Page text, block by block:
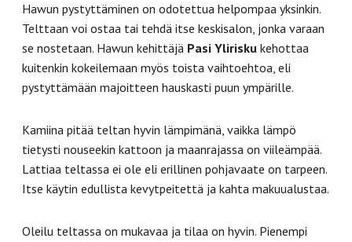
Hawun pystyttäminen on odotettua helpompaa yksinkin.
Telttaan voi ostaa tai tehdä itse keskisalon, jonka varaan
se nostetaan. Hawun kehittäjä Pasi Ylirisku kehottaa
kuitenkin kokeilemaan myös toista vaihtoehtoa, eli
pystyttämään majoitteen hauskasti puun ympärille.
Kamiina pitää teltan hyvin lämpimänä, vaikka lämpö
tietysti nouseekin kattoon ja maanrajassa on viileämpää.
Lattiaa teltassa ei ole eli erillinen pohjavaate on tarpeen.
Itse käytin edullista kevytpeitettä ja kahta makuualustaa.
Oleilu teltassa on mukavaa ja tilaa on hyvin. Pienempi